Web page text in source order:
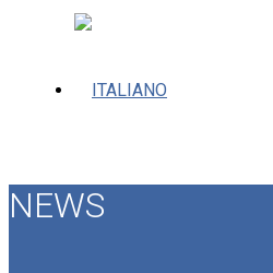
NEWS